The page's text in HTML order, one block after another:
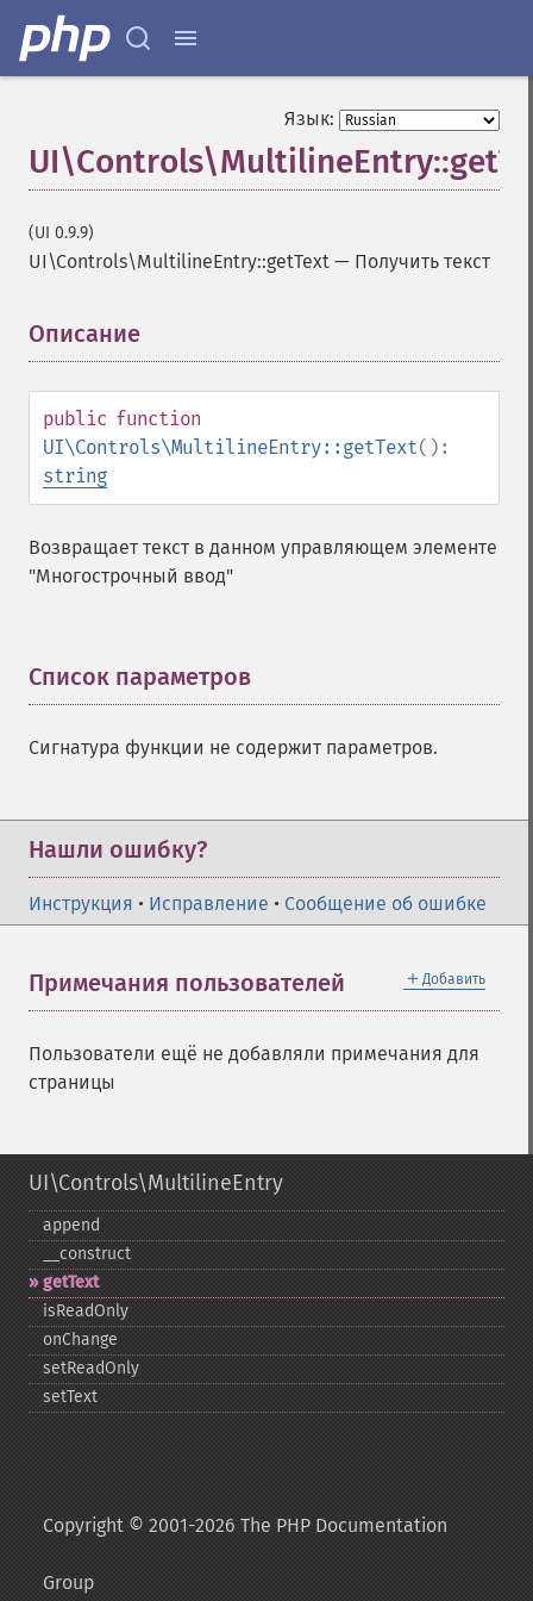
Язык:
(UI 0.9.9)
UI\Controls\MultilineEntry::getText — Получить текст
Описание
public function
UI\Controls\MultilineEntry::getText():
string
Возвращает текст в данном управляющем элементе
"Многострочный ввод"
Список параметров
Сигнатура функции не содержит параметров.
Нашли ошибку?
Инструкция • Исправление • Сообщение об ошибке
＋ Добавить
Примечания пользователей
Пользователи ещё не добавляли примечания для
страницы
UI\Controls\MultilineEntry
append
_​_​construct
getText
isReadOnly
onChange
setReadOnly
setText
Copyright © 2001-2026 The PHP Documentation
Group